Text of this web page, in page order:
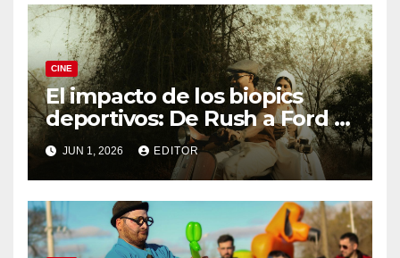
CINE
El impacto de los biopics
deportivos: De Rush a Ford v
Ferrari
JUN 1, 2026 EDITOR